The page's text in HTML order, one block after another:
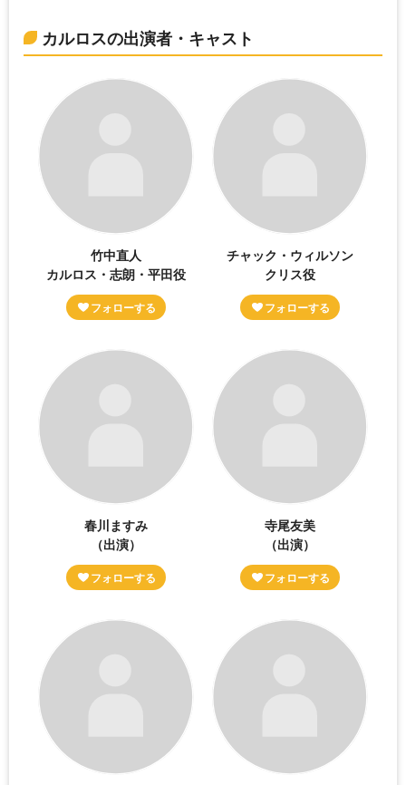
カルロスの出演者・キャスト
竹中直人
カルロス・志朗・平田役
チャック・ウィルソン
クリス役
春川ますみ
（出演）
寺尾友美
（出演）